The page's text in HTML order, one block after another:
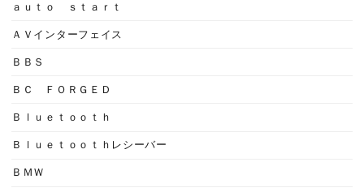
ａｕｔｏ ｓｔａｒｔ
ＡＶインターフェイス
ＢＢＳ
ＢＣ ＦＯＲＧＥＤ
Ｂｌｕｅｔｏｏｔｈ
Ｂｌｕｅｔｏｏｔｈレシーバー
ＢＭＷ